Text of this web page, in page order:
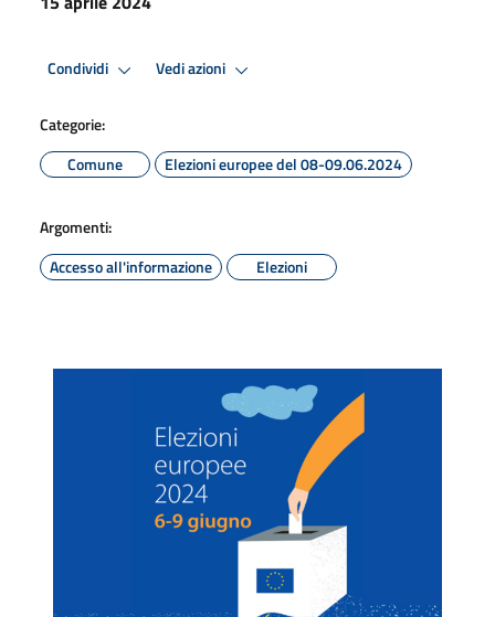
Condividi Vedi azioni
Categorie:
Comune
Elezioni europee del 08-09.06.2024
Argomenti:
Accesso all'informazione
Elezioni